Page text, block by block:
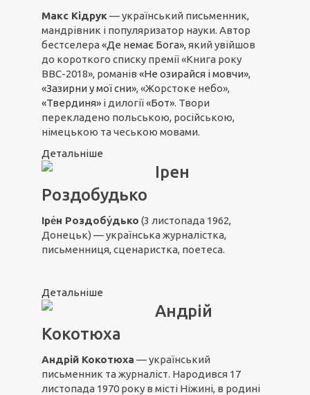
Макс Кідрук— український письменник,
мандрівник і популяризатор науки. Автор
бестселера «Де немає Бога»,який увійшов
до короткого списку премії «Книга року
ВВС-2018», романів «Не озирайся і мовчи»,
«Зазирни у мої сни», «Жорстоке небо»,
«Твердиня» і дилогії«Бот». Твори
перекладено польською, російською,
німецькою та чеською мовами.
Детальніше
Ірен
Роздобудько
Іре́н Роздобу́дько (3 листопада 1962,
Донецьк) — українська журналістка,
письменниця, сценаристка, поетеса.
Детальніше
Андрій
Кокотюха
Андрій Кокотюха — український
письменник та журналіст. Народився 17
листопада 1970 року в місті Ніжині, в родині